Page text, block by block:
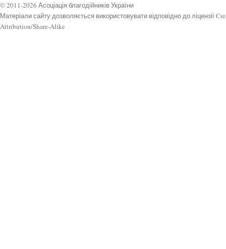
© 2011-2026 Асоціація благодійників України
Матеріали сайту дозволяється використовувати відповідно до ліцензії
Attribution/Share-Alike